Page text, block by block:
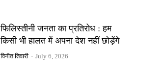
फिलिस्तीनी जनता का प्रतिरोध : हम
किसी भी हालत में अपना देश नहीं छोड़ेंगे
विनीत तिवारी - July 6, 2026